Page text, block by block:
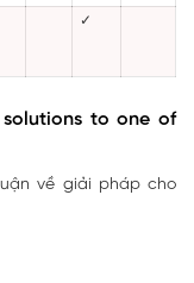
✓
solutions to one of
về giải pháp cho